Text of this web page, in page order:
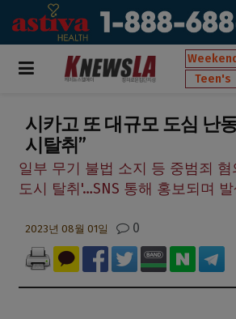
Weekend
Teen's
시카고 또 대규모 도심 난
시탈취”
일부 무기 불법 소지 등 중범죄 혐
도시 탈취'…SNS 통해 홍보되며 발
2023년 08월 01일 0